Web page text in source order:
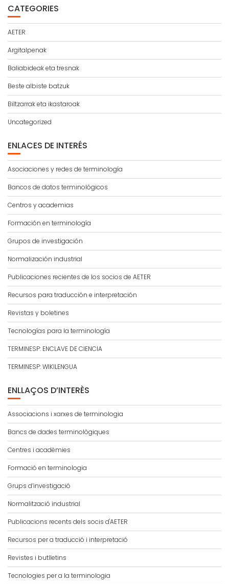
CATEGORIES
AETER
Argitalpenak
Baliabideak eta tresnak
Beste albiste batzuk
Biltzarrak eta ikastaroak
Uncategorized
ENLACES DE INTERÉS
Asociaciones y redes de terminología
Bancos de datos terminológicos
Centros y academias
Formación en terminología
Grupos de investigación
Normalización industrial
Publicaciones recientes de los socios de AETER
Recursos para traducción e interpretación
Revistas y boletines
Tecnologías para la terminología
TERMINESP: ENCLAVE DE CIENCIA
TERMINESP: WIKILENGUA
ENLLAÇOS D’INTERÈS
Associacions i xarxes de terminologia
Bancs de dades terminològiques
Centres i acadèmies
Formació en terminologia
Grups d’investigació
Normalització industrial
Publicacions recents dels socis d'AETER
Recursos per a traducció i interpretació
Revistes i butlletins
Tecnologies per a la terminologia